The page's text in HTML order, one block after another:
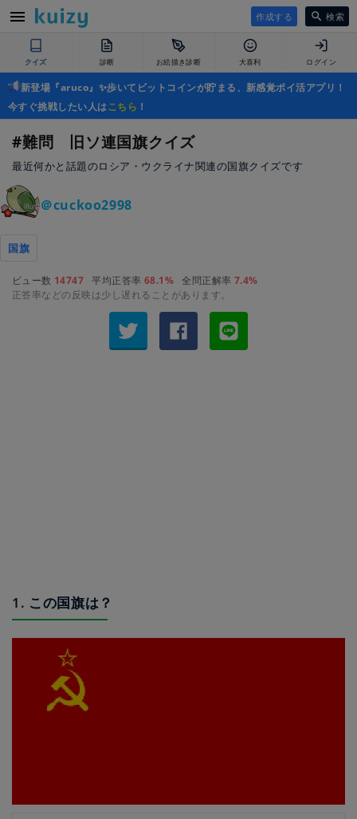
作成する 検索
クイズ 診断 お絵描き診断 大喜利 ログイン
新登場『aruco』✨歩いてビットコインが貯まる、新感覚ポイ活アプリ！
今すぐ挑戦したい人はこちら ！
#難問 旧ソ連国旗クイズ
最近何かと話題のロシア・ウクライナ関連の国旗クイズです
＠cuckoo2998
国旗
ビュー数 14747 平均正答率 68.1% 全問正解率 7.4%
正答率などの反映は少し遅れることがあります。
1. この国旗は？